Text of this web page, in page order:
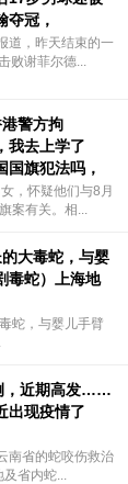
夺冠，
道，昨天结束的一
败谢菲尔德...
港警方拘
我去上学了
国旗犯法吗，
，怀疑他们与8月
案有关。相...
大毒蛇，与婴
毒蛇）上海地
蛇，与婴儿手臂
，近期高发……
出现疫情了
南省的蛇咬伤救治
省内蛇...